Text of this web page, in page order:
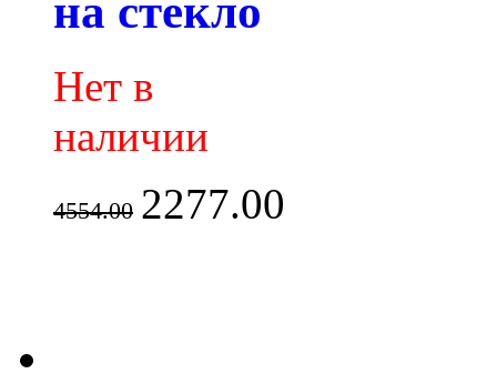
на стекло
Нет в
наличии
4554.00 2277.00